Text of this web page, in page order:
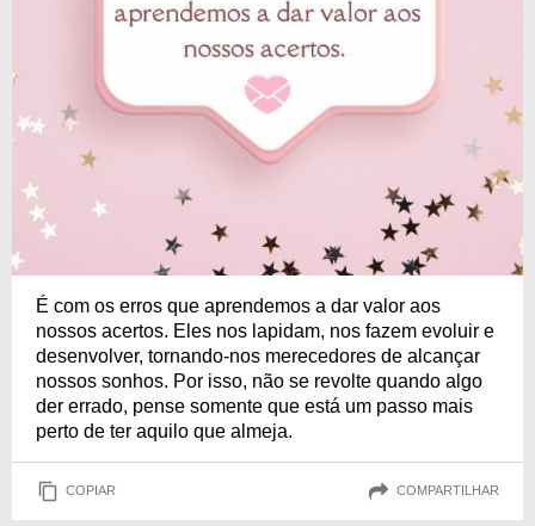
É com os erros que aprendemos a dar valor aos
nossos acertos. Eles nos lapidam, nos fazem evoluir e
desenvolver, tornando-nos merecedores de alcançar
nossos sonhos. Por isso, não se revolte quando algo
der errado, pense somente que está um passo mais
perto de ter aquilo que almeja.
COPIAR COMPARTILHAR